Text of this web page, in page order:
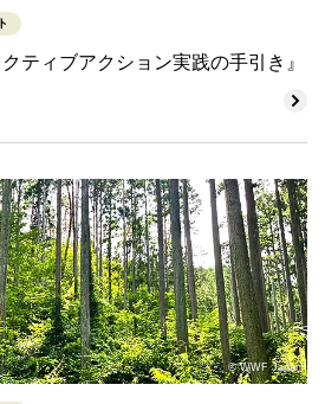
ティブアクション実践の手引き』
© WWF Japan